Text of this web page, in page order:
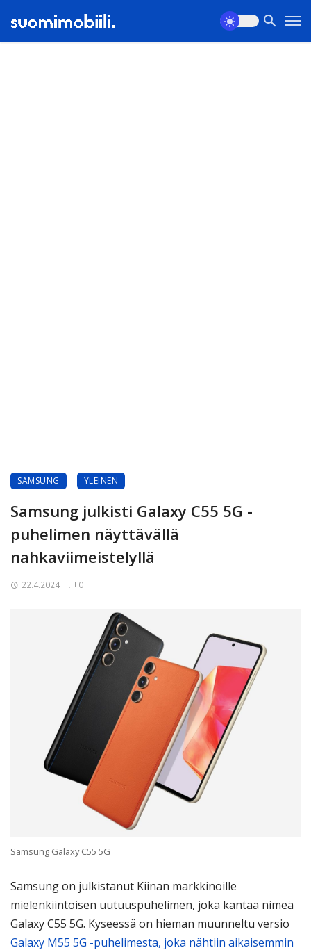
SAMSUNG YLEINEN
Samsung julkisti Galaxy C55 5G -
puhelimen näyttävällä
nahkaviimeistelyllä
22.4.2024 0
Samsung Galaxy C55 5G
Samsung on julkistanut Kiinan markkinoille
mielenkiintoisen uutuuspuhelimen, joka kantaa nimeä
Galaxy C55 5G. Kyseessä on hieman muunneltu versio
Galaxy M55 5G -puhelimesta, joka nähtiin aikaisemmin